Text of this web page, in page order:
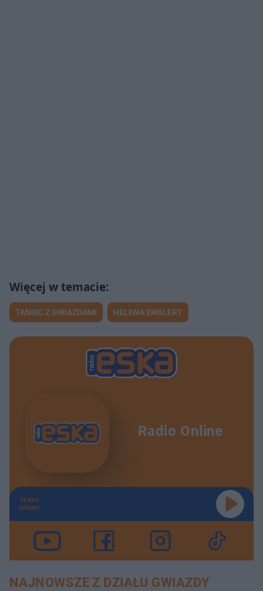
TANIEC Z GWIAZDAMI HELENA ENGLERT
Radio Online
TERAZ
GRAMY
NAJNOWSZE Z DZIAŁU GWIAZDY